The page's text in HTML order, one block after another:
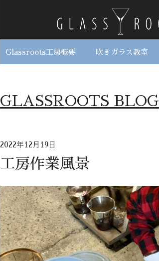
Glassroots工房概要 吹きガラス教室
GLASSROOTS BLOG
2022年12月19日
工房作業風景